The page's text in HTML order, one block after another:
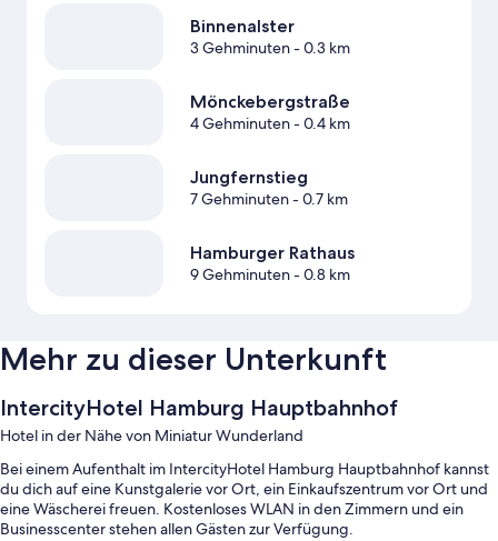
Binnenalster
3 Gehminuten- 0.3 km
Mönckebergstraße
4 Gehminuten- 0.4 km
Jungfernstieg
7 Gehminuten- 0.7 km
Hamburger Rathaus
9 Gehminuten- 0.8 km
Mehr zu dieser Unterkunft
IntercityHotel Hamburg Hauptbahnhof
Hotel in der Nähe von Miniatur Wunderland
Bei einem Aufenthalt im IntercityHotel Hamburg Hauptbahnhof kannst
du dich auf eine Kunstgalerie vor Ort, ein Einkaufszentrum vor Ort und
eine Wäscherei freuen. Kostenloses WLAN in den Zimmern und ein
Businesscenter stehen allen Gästen zur Verfügung.